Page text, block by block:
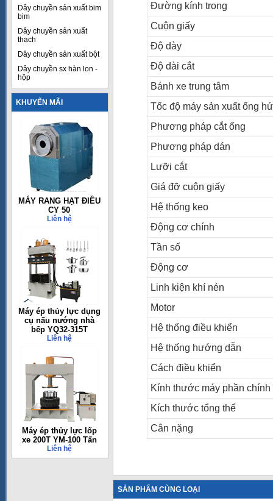
Dây chuyền sản xuất bim
bim
Dây chuyền sản xuất
thạch
Dây chuyền sản xuất bột
Dây chuyền sx hàn lon -
hộp
KHUYẾN MÃI
MÁY RANG HẠT ĐIỀU
CY 50
Liên hệ
Máy ép thủy lực dụng
cụ nấu nướng nhà
bếp YQ32-315T
Liên hệ
Máy ép thủy lực lốp
xe 200T YM-100 Tấn
Liên hệ
Đường kính trong
Cuộn giấy
Độ dày
Độ dài cắt
Bánh xe trung tâm
Tốc độ máy sản xuất ống
Phương pháp cắt ống
Phương pháp dán
Lưỡi cắt
Giá đỡ cuộn giấy
Hệ thống keo
Động cơ chính
Tần số
Động cơ
Linh kiện khí nén
Motor
Hệ thống điều khiển
Hệ thống hướng dẫn
Cách điều khiển
Kính thước máy phần chính
Kích thước tổng thể
Cân nặng
SẢN PHẨM CÙNG LOẠI